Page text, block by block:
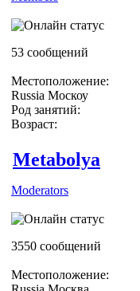
53 сообщений
Местоположение:
Russia Москоу
Род занятий:
Возраст:
Metabolya
Moderators
3550 сообщений
Местоположение: